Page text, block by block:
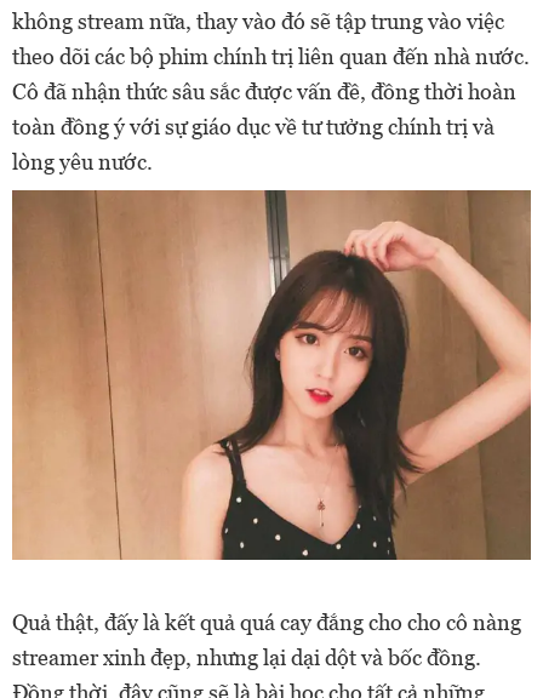
không stream nữa, thay vào đó sẽ tập trung vào việc
theo dõi các bộ phim chính trị liên quan đến nhà nước.
Cô đã nhận thức sâu sắc được vấn đề, đồng thời hoàn
toàn đồng ý với sự giáo dục về tư tưởng chính trị và
lòng yêu nước.
Quả thật, đấy là kết quả quá cay đắng cho cho cô nàng
streamer xinh đẹp, nhưng lại dại dột và bốc đồng.
Đồng thời, đây cũng sẽ là bài học cho tất cả những